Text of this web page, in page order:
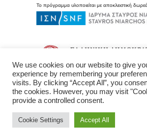
Το πρόγραμμα υλοποιείται με αποκλειστική
We use cookies on our website to give
experience by remembering your
visits. By clicking “Accept All”, you
the cookies. However, you may visit
provide a controlled consent.
Cookie Settings Accept All